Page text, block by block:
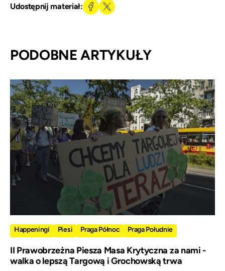
Udostępnij materiał:
PODOBNE ARTYKUŁY
Happeningi Piesi Praga Północ Praga Południe
II Prawobrzeżna Piesza Masa Krytyczna za nami -
walka o lepszą Targową i Grochowską trwa